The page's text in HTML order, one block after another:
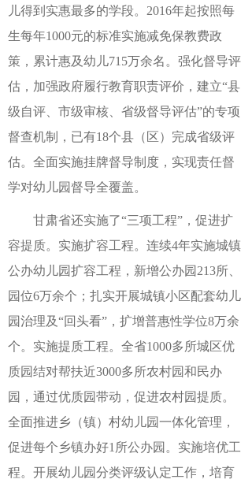
儿得到实惠最多的学段。2016年起按照每
生每年1000元的标准实施减免保教费政
策，累计惠及幼儿715万余名。强化督导评
估，加强政府履行教育职责评价，建立“县
级自评、市级审核、省级督导评估”的专项
督查机制，已有18个县（区）完成省级评
估。全面实施挂牌督导制度，实现责任督
学对幼儿园督导全覆盖。
甘肃省还实施了“三项工程”，促进扩
容提质。实施扩容工程。连续4年实施城镇
公办幼儿园扩容工程，新增公办园213所、
园位6万余个；扎实开展城镇小区配套幼儿
园治理及“回头看”，扩增普惠性学位8万余
个。实施提质工程。全省1000多所城区优
质园结对帮扶近3000多所农村园和民办
园，通过优质园带动，促进农村园提质。
全面推进乡（镇）村幼儿园一体化管理，
促进每个乡镇办好1所公办园。实施培优工
程。开展幼儿园分类评级认定工作，培育